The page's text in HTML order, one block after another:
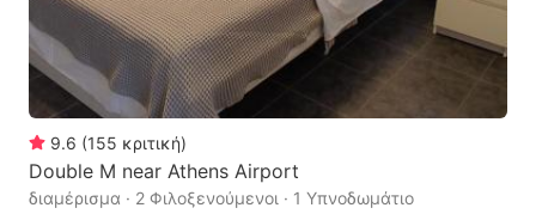
9.6 (155 κριτική)
Double M near Athens Airport
διαμέρισμα · 2 Φιλοξενούμενοι · 1 Υπνοδωμάτιο